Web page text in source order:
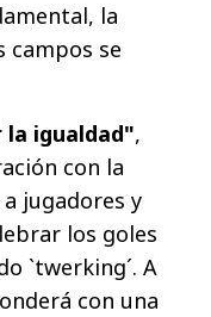
la
campos se
la igualdad",
con la
jugadores y
los goles
`twerking´. A
con una